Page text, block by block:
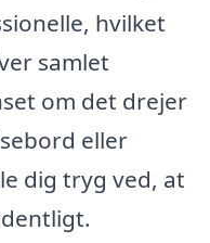
hvilket
samlet
om det drejer
eller
dig tryg ved, at